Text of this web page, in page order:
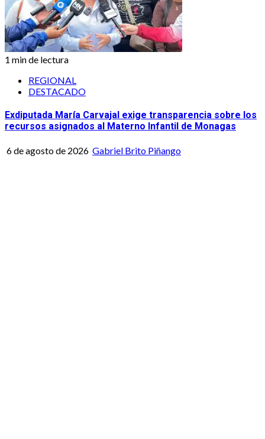
1 min de lectura
REGIONAL
DESTACADO
Exdiputada María Carvajal exige transparencia sobre los
recursos asignados al Materno Infantil de Monagas
6 de agosto de 2026 Gabriel Brito Piñango